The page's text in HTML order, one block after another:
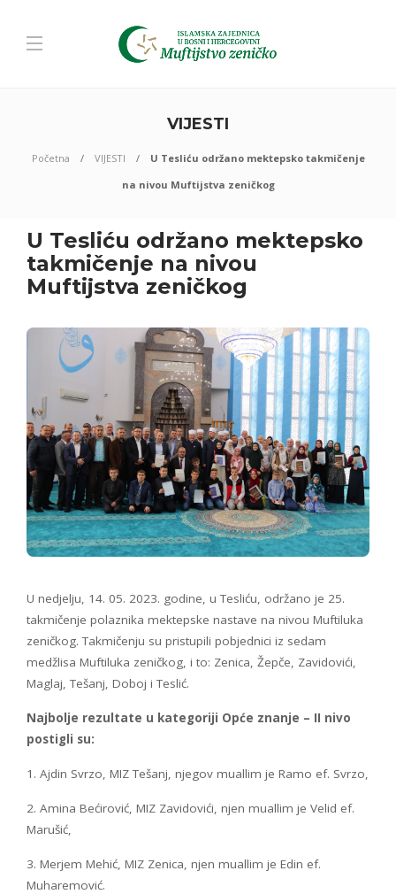
VIJESTI
Početna VIJESTI
U Tesliću održano mektepsko takmičenje
na nivou Muftijstva zeničkog
U Tesliću održano mektepsko
takmičenje na nivou
Muftijstva zeničkog
U nedjelju, 14. 05. 2023. godine, u Tesliću, održano je 25.
takmičenje polaznika mektepske nastave na nivou Muftiluka
zeničkog. Takmičenju su pristupili pobjednici iz sedam
medžlisa Muftiluka zeničkog, i to: Zenica, Žepče, Zavidovići,
Maglaj, Tešanj, Doboj i Teslić.
Najbolje rezultate u kategoriji Opće znanje – II nivo
postigli su:
1. Ajdin Svrzo, MIZ Tešanj, njegov muallim je Ramo ef. Svrzo,
2. Amina Bećirović, MIZ Zavidovići, njen muallim je Velid ef.
Marušić,
3. Merjem Mehić, MIZ Zenica, njen muallim je Edin ef.
Muharemović.